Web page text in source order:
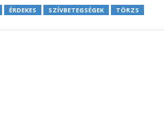
ÉRDEKES SZÍVBETEGSÉGEK
TÖRZS